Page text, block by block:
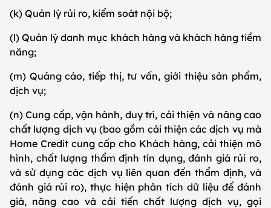
(k) Quản lý rủi ro, kiểm soát nội bộ;
(l) Quản lý danh mục khách hàng và khách hàng tiềm
năng;
(m) Quảng cáo, tiếp thị, tư vấn, giới thiệu sản phẩm,
dịch vụ;
(n) Cung cấp, vận hành, duy trì, cải thiện và nâng cao
chất lượng dịch vụ (bao gồm cải thiện các dịch vụ mà
Home Credit cung cấp cho Khách hàng, cải thiện mô
hình, chất lượng thẩm định tín dụng, đánh giá rủi ro,
và sử dụng các dịch vụ liên quan đến thẩm định, và
đánh giá rủi ro), thực hiện phân tích dữ liệu để đánh
giá, nâng cao và cải tiến chất lượng dịch vụ, gọi